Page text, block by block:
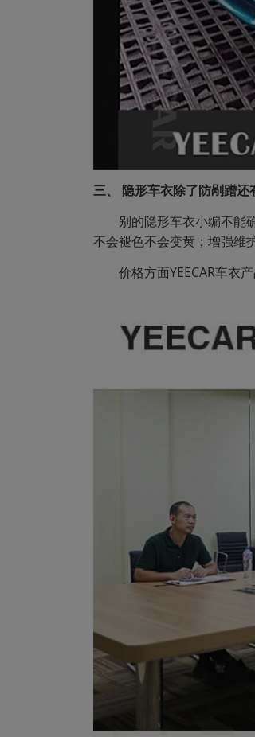
三、 隐形车衣除了防剐蹭还
别的隐形车衣小编不能
不会褪色不会变黄；增强维
价格方面YEECAR车衣